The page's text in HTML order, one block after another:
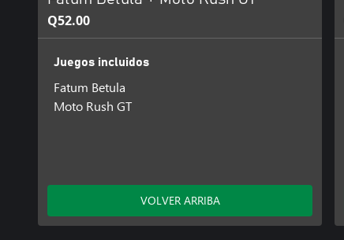
Q52.00
Juegos incluidos
Fatum Betula
Moto Rush GT
VOLVER ARRIBA